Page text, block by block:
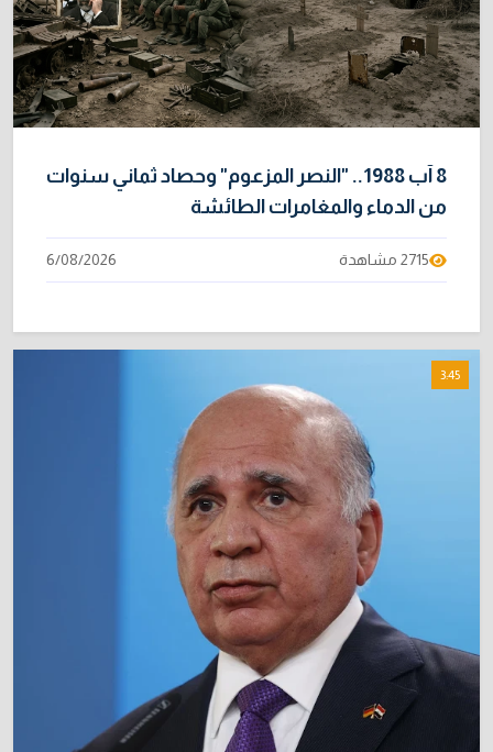
8 آب 1988.. "النصر المزعوم" وحصاد ثماني سنوات
من الدماء والمغامرات الطائشة
2715 مشاهدة 6/08/2026
3:45